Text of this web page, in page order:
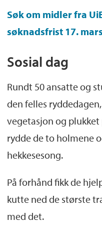
Søk om midler fra
søknadsfrist 17. mars
Sosial dag
Rundt 50 ansatte og
den felles
vegetasjon og plukket
rydde de to holmene
hekkesesong.
På forhånd fikk de
kutte ned de største
med det.